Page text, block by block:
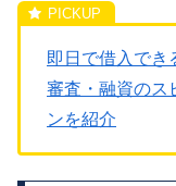
即日で借入でき
審査・融資のス
ンを紹介